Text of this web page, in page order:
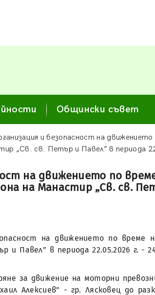
Общински съвет
и безопасност на
„Св. св. Петър и Павел” в периода
на движението по
на Манастир „Св. св.
на движението по време
Павел” в периода 22.05.2026 г. -
за движение на моторни
Алексиев” - гр. Лясковец до